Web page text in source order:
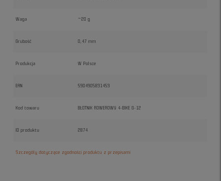
Waga ~20 g
Grubość 0,47 mm
Produkcja W Polsce
EAN 5904905831453
Kod towaru BŁOTNIK ROWEROWY 4-BIKE G-12
ID produktu 2874
Szczegóły dotyczące zgodności produktu z przepisami